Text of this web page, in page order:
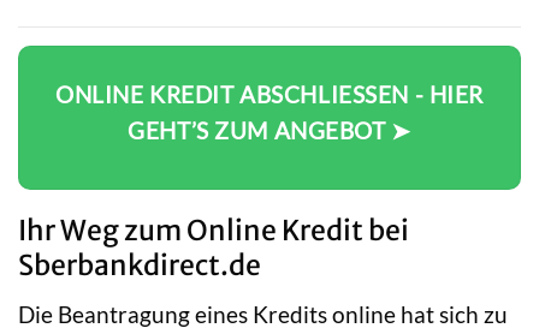
ONLINE KREDIT ABSCHLIESSEN - HIER G
EHT’S ZUM ANGEBOT ➤
Ihr Weg zum Online Kredit bei
Sberbankdirect.de
Die Beantragung eines Kredits online hat sich zu